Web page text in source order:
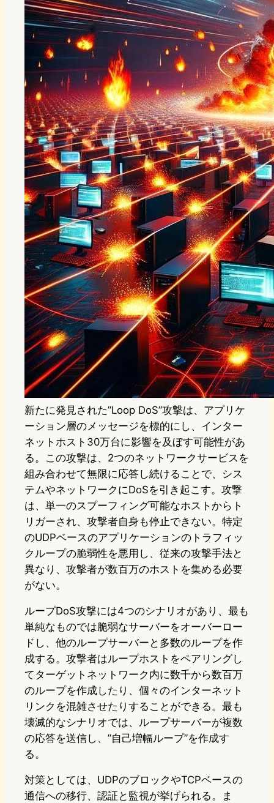
新たに発見された”Loop DoS”攻撃は、アプリケ
ーション層のメッセージを標的にし、インター
ネットホスト30万台に影響を及ぼす可能性があ
る。この攻撃は、2つのネットワークサービスを
組み合わせて無限に応答し続けることで、シス
テムやネットワークにDoSを引き起こす。攻撃
は、単一のスプーフィング可能なホストからト
リガーされ、攻撃者自身も停止できない。特定
のUDPベースのアプリケーションのトラフィッ
クループの脆弱性を悪用し、従来の攻撃手法と
異なり、攻撃者が数百万のホストを集める必要
がない。
ループDoS攻撃には4つのシナリオがあり、最も
単純なものでは脆弱なサーバーをオーバーロー
ドし、他のループサーバーと多数のループを作
成する。攻撃者はループホストをペアリングし
てターゲットネットワーク内に数千から数百万
のループを作成したり、個々のインターネット
リンクを混雑させたりすることができる。最も
壊滅的なシナリオでは、ループサーバーが複数
の応答を送信し、”自己増幅ループ”を作成す
る。
対策としては、UDPのブロックやTCPベースの
通信への移行、認証と監視が挙げられる。ま